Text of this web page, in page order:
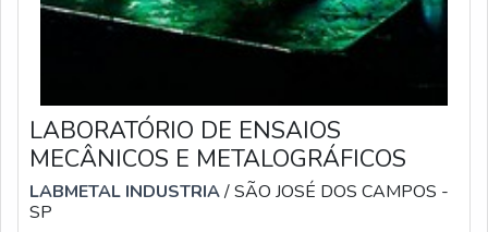
LABORATÓRIO DE ENSAIOS
MECÂNICOS E METALOGRÁFICOS
LABMETAL INDUSTRIA/ SÃO JOSÉ DOS CAMPOS -
SP